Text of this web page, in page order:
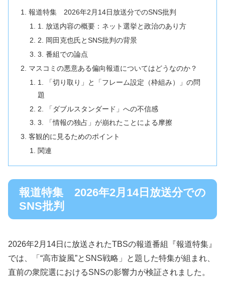
報道特集 2026年2月14日放送分でのSNS批判
1. 放送内容の概要：ネット選挙と政治のあり方
2. 岡田克也氏とSNS批判の背景
3. 番組での論点
マスコミの悪意ある偏向報道についてはどうなのか？
1. 「切り取り」と「フレーム設定（枠組み）」の問
題
2. 「ダブルスタンダード」への不信感
3. 「情報の独占」が崩れたことによる摩擦
客観的に見るためのポイント
関連
報道特集 2026年2月14日放送分での
SNS批判
2026年2月14日に放送されたTBSの報道番組『報道特集』
では、「“高市旋風”とSNS戦略」と題した特集が組まれ、
直前の衆院選におけるSNSの影響力が検証されました。